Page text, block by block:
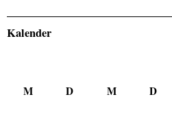
Kalender
M D M D